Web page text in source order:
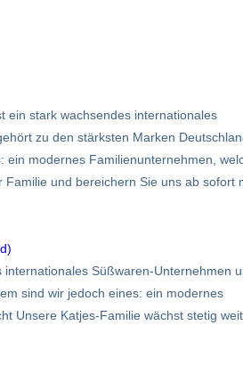
ein stark wachsendes inter­nationales
zu den stärksten Marken
ein modernes Familien­unter­nehmen,
und bereichern Sie uns ab sofort
Süßwaren-Unternehmen
sind wir jedoch eines: ein modernes
Unsere Katjes-Familie wächst stetig